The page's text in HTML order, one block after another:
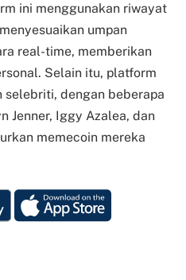
ini menggunakan riwayat
umpan
real-time, memberikan
Selain itu, platform
selebriti, dengan beberapa
Jenner, Iggy Azalea, dan
memecoin mereka